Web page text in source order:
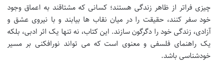
چیزی فراتر از ظاهر زندگی هستند؛ کسانی که مشتاقند به اعماق وجود
خود سفر کنند، حقیقت را در میان نقاب ها بیابند و با نیروی عشق و
آزادی، زندگی خود را دگرگون سازند. این کتاب، نه تنها یک اثر ادبی، بلکه
یک راهنمای فلسفی و معنوی است که می تواند نورافکنی بر مسیر
خودشناسی باشد.